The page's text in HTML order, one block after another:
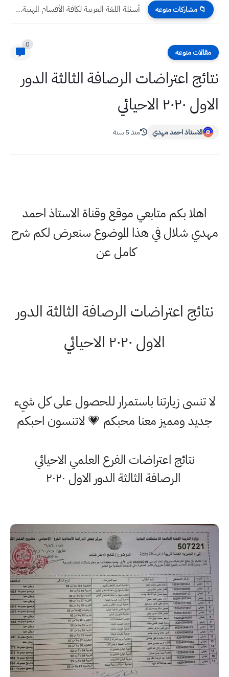
📁 مشاركات منوعه أسئلة اللغة العربية لكافة الأقسام المهنية الدور التمهيدي 2024
مقالات منوعه
0
نتائج اعتراضات الرصافة الثالثة الدور
الاول ٢٠٢٠ الاحيائي
الاستاذ احمد مهدي منذ 5 سنة
اهلا بكم متابعي موقع وقناة الاستاذ احمد
مهدي شلال في هذا الموضوع سنعرض لكم شرح
كامل عن
نتائج اعتراضات الرصافة الثالثة الدور
الاول ٢٠٢٠ الاحيائي
لا تنسى زيارتنا باستمرار للحصول على كل شيء
جديد ومميز معنا محبكم 💗 لاتنسون احبكم
نتائج اعتراضات الفرع العلمي الاحيائي
الرصافة الثالثة الدور الاول ٢٠٢٠